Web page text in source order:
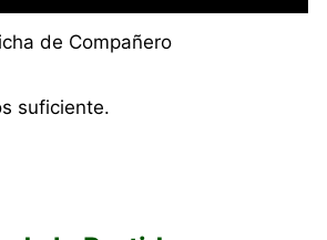
de Compañero
suficiente.